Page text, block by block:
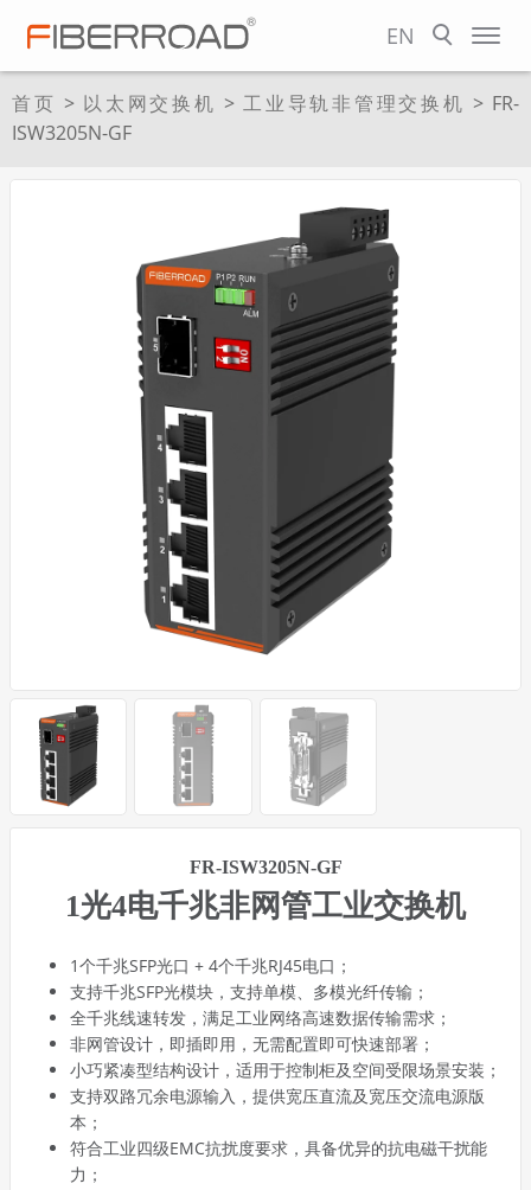
EN
首页 > 以太网交换机 > 工业导轨非管理交换机 > FR-
ISW3205N-GF
FR-ISW3205N-GF
1光4电千兆非网管工业交换机
1个千兆SFP光口 + 4个千兆RJ45电口；
支持千兆SFP光模块，支持单模、多模光纤传输；
全千兆线速转发，满足工业网络高速数据传输需求；
非网管设计，即插即用，无需配置即可快速部署；
小巧紧凑型结构设计，适用于控制柜及空间受限场景安装；
支持双路冗余电源输入，提供宽压直流及宽压交流电源版
本；
符合工业四级EMC抗扰度要求，具备优异的抗电磁干扰能
力；